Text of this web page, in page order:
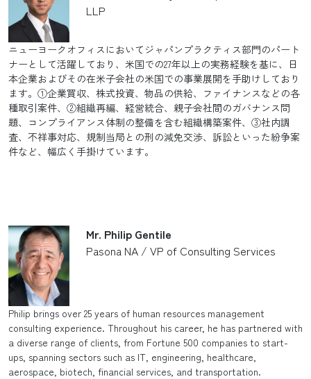
LLP
ニューヨークオフィスにおいてジャパンプラクティス部門のパート
ナーとして活躍しており、米国での27年以上の実務経験を基に、日
本企業およびその在米子会社の米国での事業展開を手助けしており
ます。①企業買収、株式投資、物品の供給、ファイナンスなどの各
種取引案件、②組織再編、経営統合、親子会社間のガバナンス問
題、コンプライアンス体制の整備を含む組織構築案件、③社内調
査、不祥事対応、規制当局との刑の減免交渉、訴訟といった紛争案
件など、幅広く手掛けています。
Mr. Philip Gentile
Pasona NA / VP of Consulting Services
Philip brings over 25 years of human resources management
consulting experience. Throughout his career, he has partnered with
a diverse range of clients, from Fortune 500 companies to start-
ups, spanning sectors such as IT, engineering, healthcare,
aerospace, biotech, financial services, and transportation.